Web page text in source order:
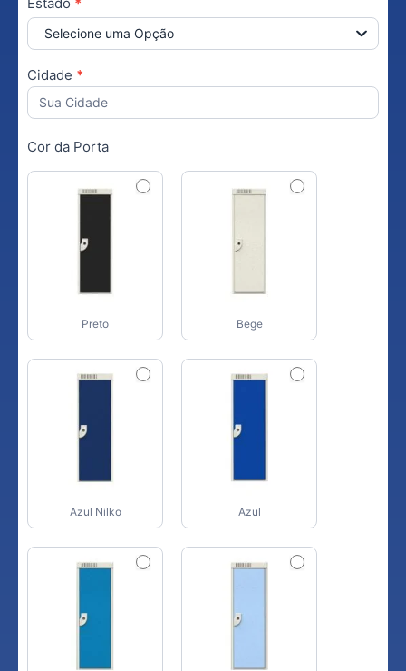
Selecione uma Opção
Cidade *
Cor da Porta
Preto Bege
Azul Nilko Azul